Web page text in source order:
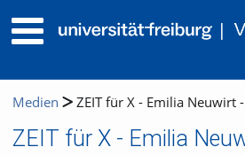
Medien ZEIT für X - Emilia Neuwirt